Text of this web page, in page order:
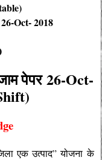
Oct- 2018
पेपर 26-Oct-
एक उत्पाद” योजना के